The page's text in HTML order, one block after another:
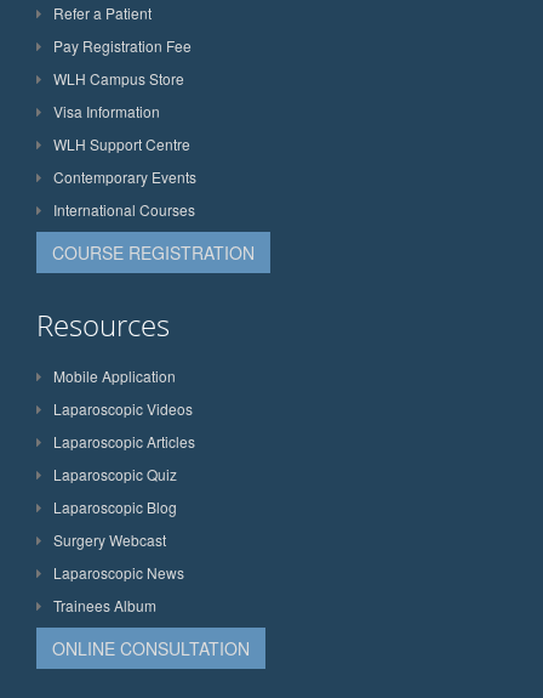
Refer a Patient
Pay Registration Fee
WLH Campus Store
Visa Information
WLH Support Centre
Contemporary Events
International Courses
COURSE REGISTRATION
Resources
Mobile Application
Laparoscopic Videos
Laparoscopic Articles
Laparoscopic Quiz
Laparoscopic Blog
Surgery Webcast
Laparoscopic News
Trainees Album
ONLINE CONSULTATION